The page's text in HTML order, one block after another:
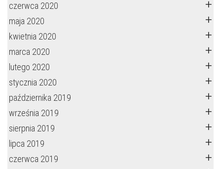
czerwca 2020
maja 2020
kwietnia 2020
marca 2020
lutego 2020
stycznia 2020
października 2019
września 2019
sierpnia 2019
lipca 2019
czerwca 2019